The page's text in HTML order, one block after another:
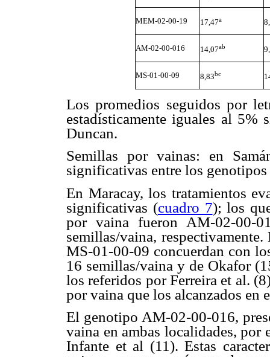
MEM-02-00-19 17,47a
AM-02-00-016 14,07ab
MS-01-00-09 8,83bc
Los promedios seguidos por
estadísticamente iguales al 5%
Duncan.
Semillas por vainas: en
significativas entre los genotipos
En Maracay, los tratamientos
significativas (cuadro 7); los
por vaina fueron AM-02-00-
semillas/vaina,
MS-01-00-09 concuerdan con
16 semillas/vaina y de Okafor
los referidos por Ferreira et al.
por vaina que los alcanzados en
El genotipo AM-02-00-016,
vaina en ambas localidades,
Infante et al (11). Estas